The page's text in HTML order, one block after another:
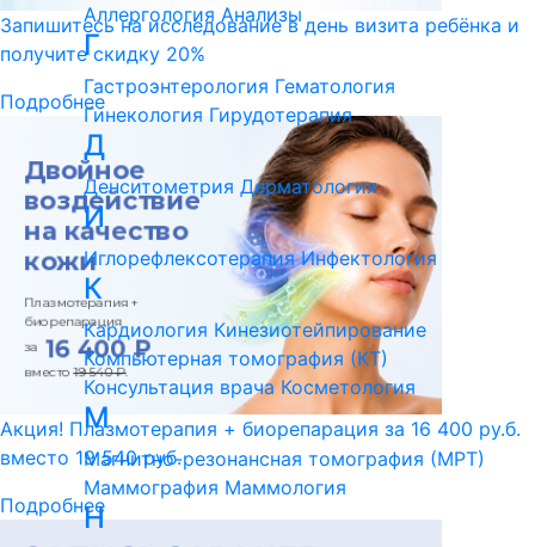
Запишитесь на исследование в день визита ребёнка и
получите скидку 20%
Подробнее
Акция! Плазмотерапия + биорепарация за 16 400 ру.б.
вместо 19 540 руб.
Подробнее
Аллергология Анализы
Г
Гастроэнтерология Гематология
Гинекология Гирудотерапия
Д
Денситометрия Дерматология
И
Иглорефлексотерапия Инфектология
К
Кардиология Кинезиотейпирование
Компьютерная томография (КТ)
Консультация врача Косметология
М
Магнитно-резонансная томография (МРТ)
Маммография Маммология
Н